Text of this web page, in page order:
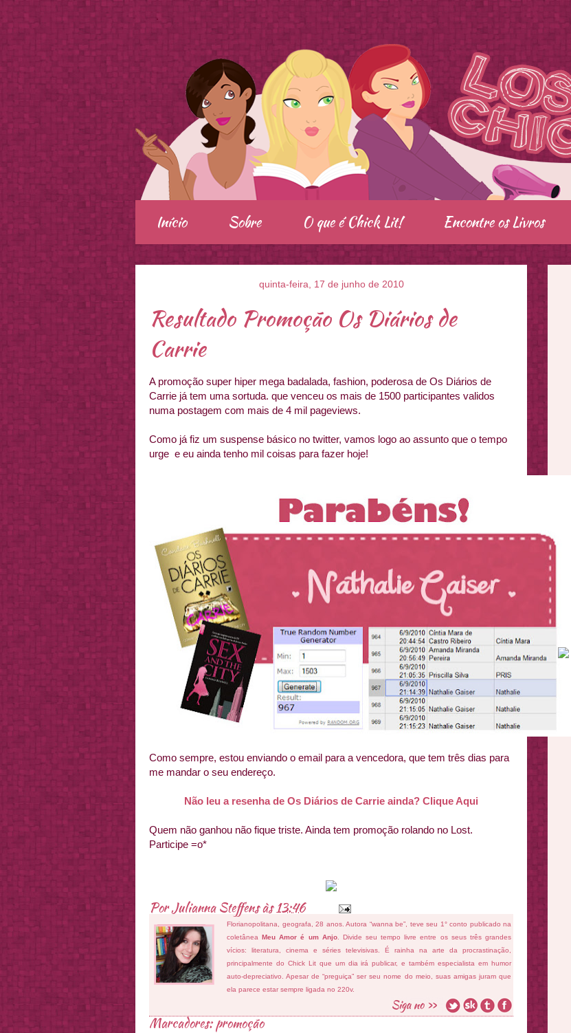
.
Início Sobre O que é Chick Lit! Encontre os Livros
quinta-feira, 17 de junho de 2010
Resultado Promoção Os Diários de
Carrie
A promoção super hiper mega badalada, fashion, poderosa de Os Diários de
Carrie já tem uma sortuda. que venceu os mais de 1500 participantes validos
numa postagem com mais de 4 mil pageviews.
Como já fiz um suspense básico no twitter, vamos logo ao assunto que o tempo
urge e eu ainda tenho mil coisas para fazer hoje!
Como sempre, estou enviando o email para a vencedora, que tem três dias para
me mandar o seu endereço.
Não leu a resenha de Os Diários de Carrie ainda? Clique Aqui
Quem não ganhou não fique triste. Ainda tem promoção rolando no Lost.
Participe =o*
PorJulianna Steffensàs13:46
Florianopolitana, geografa, 28 anos. Autora “wanna be”, teve seu 1° conto publicado na
coletâneaMeu Amor é um Anjo. Divide seu tempo livre entre os seus três grandes
vícios: literatura, cinema e séries televisivas. É rainha na arte da procrastinação,
principalmente do Chick Lit que um dia irá publicar, e também especialista em humor
auto-depreciativo. Apesar de “preguiça” ser seu nome do meio, suas amigas juram que
ela parece estar sempre ligada no 220v.
Marcadores:promoção